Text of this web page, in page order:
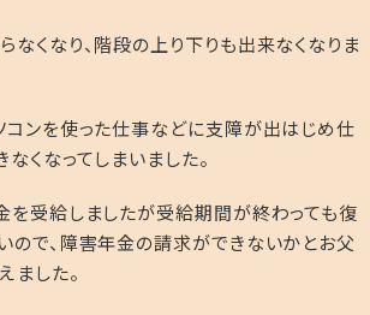
くなり、階段の上り下りも出来なくなりま
コンを使った仕事などに支障が出はじめ仕
くなってしまいました。
を受給しましたが受給期間が終わっても復
ので、障害年金の請求ができないかとお父
ました。